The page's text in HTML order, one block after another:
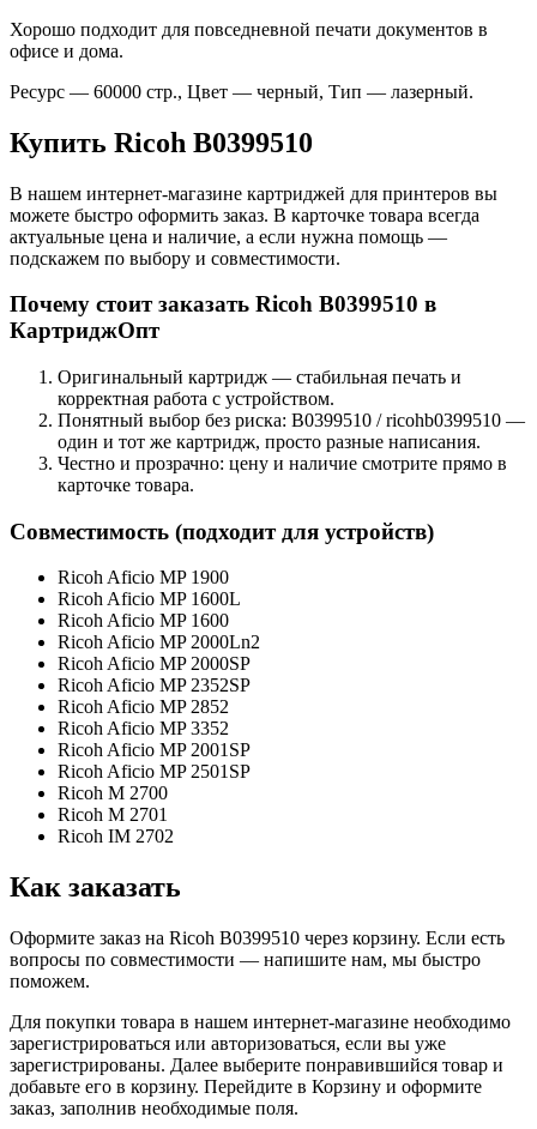
Хорошо подходит для повседневной печати документов в
офисе и дома.
Ресурс — 60000 стр., Цвет — черный, Тип — лазерный.
Купить Ricoh B0399510
В нашем интернет-магазине картриджей для принтеров вы
можете быстро оформить заказ. В карточке товара всегда
актуальные цена и наличие, а если нужна помощь —
подскажем по выбору и совместимости.
Почему стоит заказать Ricoh B0399510 в
КартриджОпт
Оригинальный картридж — стабильная печать и
корректная работа с устройством.
Понятный выбор без риска: B0399510 / ricohb0399510 —
один и тот же картридж, просто разные написания.
Честно и прозрачно: цену и наличие смотрите прямо в
карточке товара.
Совместимость (подходит для устройств)
Ricoh Aficio MP 1900
Ricoh Aficio MP 1600L
Ricoh Aficio MP 1600
Ricoh Aficio MP 2000Ln2
Ricoh Aficio MP 2000SP
Ricoh Aficio MP 2352SP
Ricoh Aficio MP 2852
Ricoh Aficio MP 3352
Ricoh Aficio MP 2001SP
Ricoh Aficio MP 2501SP
Ricoh M 2700
Ricoh M 2701
Ricoh IM 2702
Как заказать
Оформите заказ на Ricoh B0399510 через корзину. Если есть
вопросы по совместимости — напишите нам, мы быстро
поможем.
Для покупки товара в нашем интернет-магазине необходимо
зарегистрироваться или авторизоваться, если вы уже
зарегистрированы. Далее выберите понравившийся товар и
добавьте его в корзину. Перейдите в Корзину и оформите
заказ, заполнив необходимые поля.